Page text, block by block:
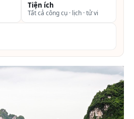
Tiện ích
Tất cả công cụ · lịch · tử vi